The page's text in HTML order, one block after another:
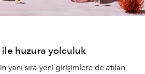
huzura yolculuk
yanı sıra yeni girişimlere de atılan